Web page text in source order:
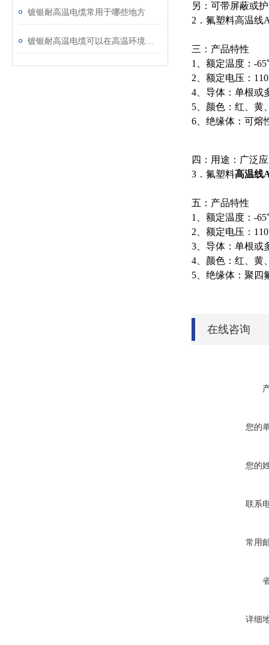
镀银耐高温电缆常用于哪些地方
另：可带屏蔽或
2．氟塑料高温线
三：产品特性
1、额定温度：-
2、额定电压：
4、导体：单根或
5、颜色：红、黄
6、绝缘体：可熔
四：用途：广泛
3．氟塑料高温线
五：产品特性
1、额定温度：-
2、额定电压：
3、导体：单根或
4、颜色：红、黄
5、绝缘体：聚四
在线咨询
您的
您的
联系
常用
详细